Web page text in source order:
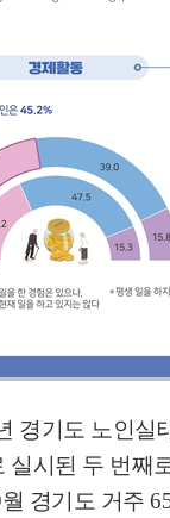
경기도 노인실
실시된 두 번째
월 경기도 거주